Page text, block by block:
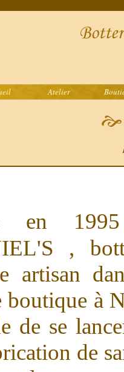
Atelier
en
,
artisan
boutique à
de se
de